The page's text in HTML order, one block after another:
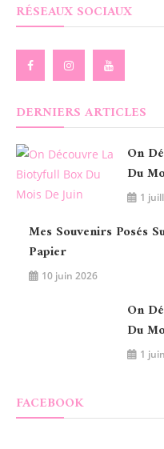
RÉSEAUX SOCIAUX
DERNIERS ARTICLES
On
Du
1
Mes Souvenirs Posés
Papier
10 juin 2026
On
Du
1
FACEBOOK